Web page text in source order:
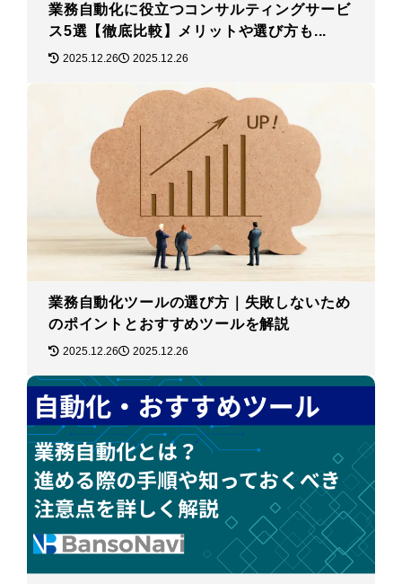
業務自動化に役立つコンサルティングサービ
ス5選【徹底比較】メリットや選び方も...
2025.12.26 2025.12.26
業務自動化ツールの選び方｜失敗しないため
のポイントとおすすめツールを解説
2025.12.26 2025.12.26